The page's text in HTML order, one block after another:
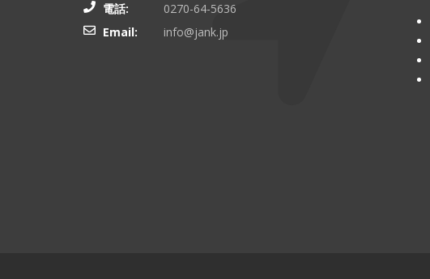
電話:
0270-64-5636
Email:
info@jank.jp